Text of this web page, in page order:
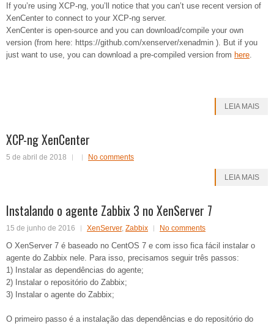
If you’re using XCP-ng, you’ll notice that you can’t use recent version of
XenCenter to connect to your XCP-ng server.
XenCenter is open-source and you can download/compile your own
version (from here: https://github.com/xenserver/xenadmin ). But if you
just want to use, you can download a pre-compiled version from here.
LEIA MAIS
XCP-ng XenCenter
5 de abril de 2018 No comments
LEIA MAIS
Instalando o agente Zabbix 3 no XenServer 7
15 de junho de 2016 XenServer, Zabbix No comments
O XenServer 7 é baseado no CentOS 7 e com isso fica fácil instalar o
agente do Zabbix nele. Para isso, precisamos seguir três passos:
1) Instalar as dependências do agente;
2) Instalar o repositório do Zabbix;
3) Instalar o agente do Zabbix;
O primeiro passo é a instalação das dependências e do repositório do